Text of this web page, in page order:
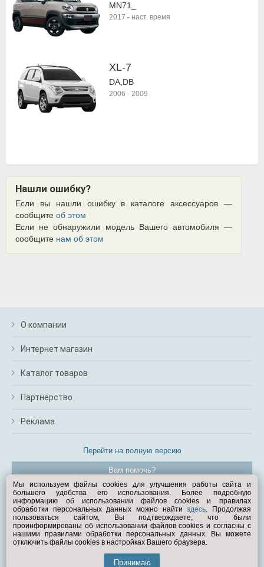
MN71_
2017 - наст. время
XL-7
DA,DB
2006 - 2009
Нашли ошибку?
Если вы нашли ошибку в каталоге аксессуаров —
сообщите об этом
Если не обнаружили модель Вашего автомобиля —
сообщите нам об этом
О компании
Интернет магазин
Каталог товаров
Партнерство
Реклама
Перейти на полную версию
Вам помочь?
© Exist.ru 1998—2026
Мы используем файлы cookies для улучшения работы сайта и
большего удобства его использования. Более подробную
информацию об использовании файлов cookies и правилах
обработки персональных данных можно найтиздесь. Продолжая
пользоваться сайтом, Вы подтверждаете, что были
проинформированы об использовании файлов cookies и согласны с
нашими правилами обработки персональных данных. Вы можете
отключить файлы cookies в настройках Вашего браузера.
Принимаю